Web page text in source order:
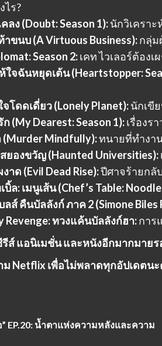
ไร?
ลง (Doubt: Season 1):นักวิเครา
ขนบ (A Virtuous Business):กลุ่
Season 2:เคท ไวเลอร์ต้อง
ใจฉันหยุดเต้น (Heartstopper:
โดดเดี่ยว (Lonely Planet):นักเขี
(My Dearest: Season 1):เรื่องร
(Murder Mindfully):ทนายที่ทำงา
ยองขวัญ (Haunted Universities):
าด (Evil Dead Rise):ปีศาจร้ายกลั
บิ้ล: เมนูเส้น (Chef’s Table:
ส์ คืนบัลลังก์ ภาค 2 (Simone Biles
Revenge: ทวงแค้นบัลลังก์ฮา:การ
ส์ แอนิเมชั่น และหนังอีกมากมาย
Netflix เพื่อไม่พลาดทุกอัปเดตนะ
EP.20: น้ำตาแห่งความหลังและความ